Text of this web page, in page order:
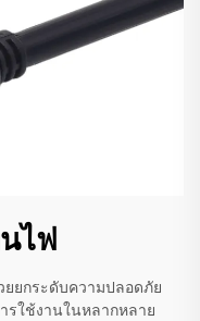
ไฟ
ยกระดับความปลอดภัย
รใช้งานในหลากหลาย